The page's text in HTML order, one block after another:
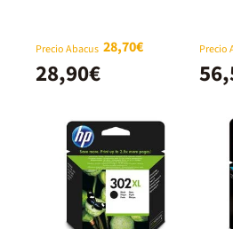
Precio Abacus 28,70€
28,90€
Precio